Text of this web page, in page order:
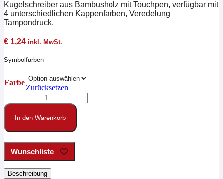
Kugelschreiber aus Bambusholz mit Touchpen, verfügbar mit
4 unterschiedlichen Kappenfarben, Veredelung
Tampondruck.
€ 1,24 inkl. MwSt.
Symbolfarben
Farbe
Zurücksetzen
Druckkugelschreiber
aus
Bambusholz
In den Warenkorb
Wunschliste
Beschreibung